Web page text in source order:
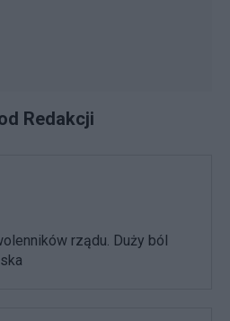
Redakcji
rządu. Duży ból